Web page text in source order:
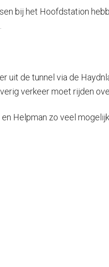
bij het Hoofdstation
de tunnel via de
verkeer moet rijden
Helpman zo veel